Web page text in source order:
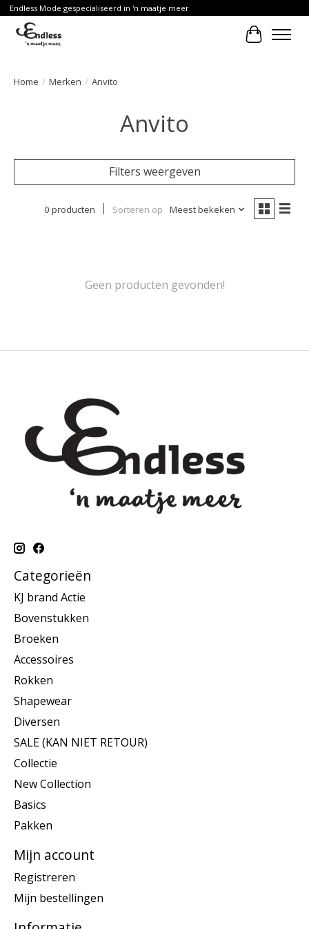
Endless Mode gespecialiseerd in 'n maatje meer
Home / Merken / Anvito
Anvito
Filters weergeven
0 producten Sorteren op Meest bekeken
Geen producten gevonden!
Categorieën
KJ brand Actie
Bovenstukken
Broeken
Accessoires
Rokken
Shapewear
Diversen
SALE (KAN NIET RETOUR)
Collectie
New Collection
Basics
Pakken
Mijn account
Registreren
Mijn bestellingen